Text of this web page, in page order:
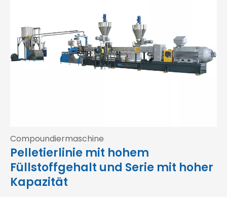
Compoundiermaschine
Pelletierlinie mit hohem
Füllstoffgehalt und Serie mit hoher
Kapazität